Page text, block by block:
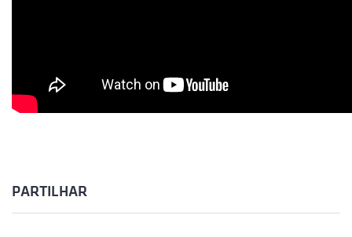
PARTILHAR